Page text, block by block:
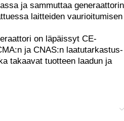
ja sammuttaa generaattorin
laitteiden vaurioitumisen
on läpäissyt CE-
ja CNAS:n laatutarkastus-
takaavat tuotteen laadun ja